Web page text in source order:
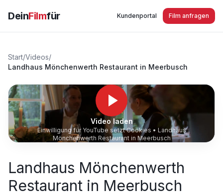
DeinFilmfür Kundenportal Film anfragen
Start/Videos/
Landhaus Mönchenwerth Restaurant in Meerbusch
Video laden
Einwilligung für YouTube setzt Cookies • Landhaus
Mönchenwerth Restaurant in Meerbusch
Landhaus Mönchenwerth
Restaurant in Meerbusch